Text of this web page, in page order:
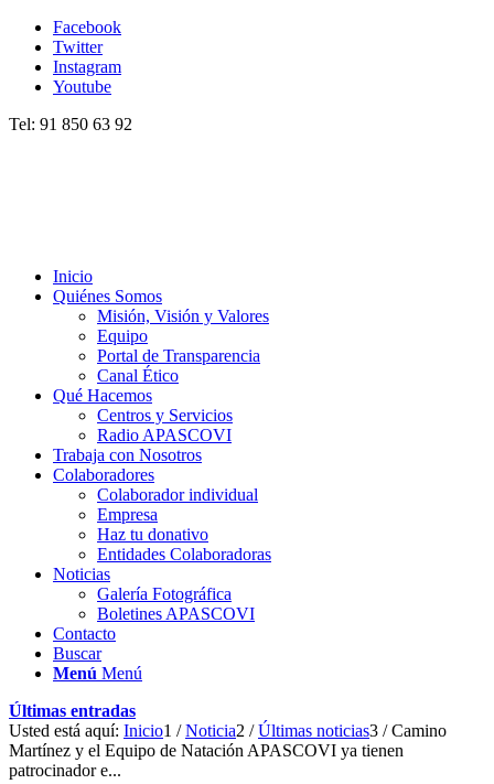
Facebook
Twitter
Instagram
Youtube
Tel: 91 850 63 92
Inicio
Quiénes Somos
Misión, Visión y Valores
Equipo
Portal de Transparencia
Canal Ético
Qué Hacemos
Centros y Servicios
Radio APASCOVI
Trabaja con Nosotros
Colaboradores
Colaborador individual
Empresa
Haz tu donativo
Entidades Colaboradoras
Noticias
Galería Fotográfica
Boletines APASCOVI
Contacto
Buscar
Menú Menú
Últimas entradas
Usted está aquí: Inicio1 / Noticia2 / Últimas noticias3 / Camino
Martínez y el Equipo de Natación APASCOVI ya tienen
patrocinador e...